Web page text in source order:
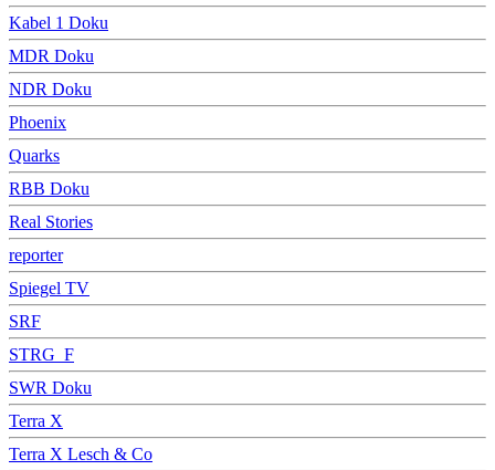
Kabel 1 Doku
MDR Doku
NDR Doku
Phoenix
Quarks
RBB Doku
Real Stories
reporter
Spiegel TV
SRF
STRG_F
SWR Doku
Terra X
Terra X Lesch & Co